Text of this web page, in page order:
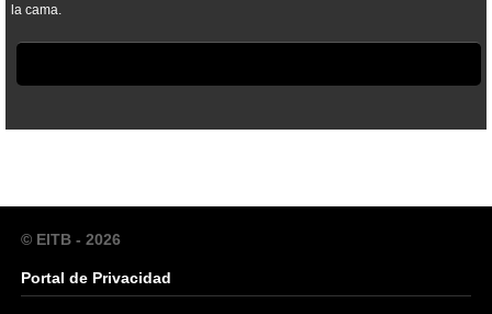
la cama.
© EITB - 2026
Portal de Privacidad